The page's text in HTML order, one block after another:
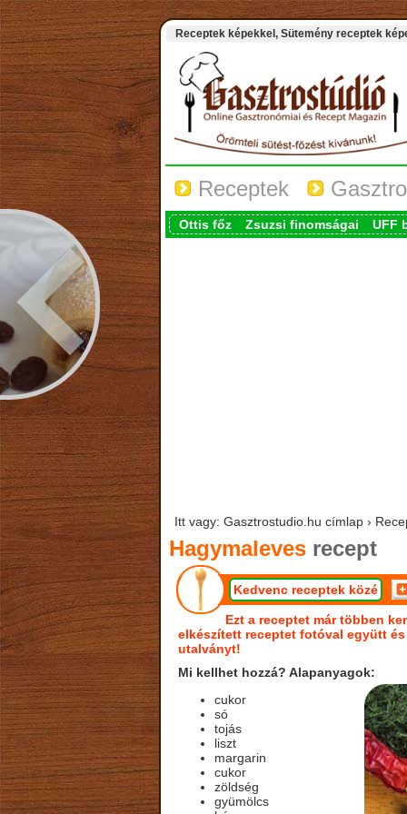
Receptek képekkel, Sütemény receptek
Receptek
Ottis főz Zsuzsi finomságai UFF
Itt vagy: Gasztrostudio.hu címlap ›
Hagymalevesrecept
Kedvenc receptek közé
Ezt a receptet már többen
elkészített receptet fotóval együtt
utalványt!
Mi kellhet hozzá? Alapanyagok:
cukor
só
tojás
liszt
margarin
cukor
zöldség
gyümölcs